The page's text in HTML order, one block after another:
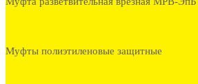
Муфты полиэтиленовые защитные